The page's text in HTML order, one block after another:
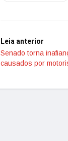
Leia anterior
Senado torna
causados por